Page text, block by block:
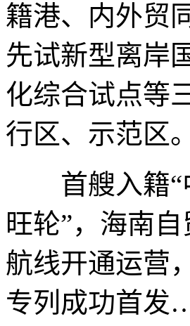
籍港、内外贸
先试新型离岸
化综合试点等
行区、示范区。
首艘入籍“中
旺轮”，海南
航线开通运营
专列成功首发